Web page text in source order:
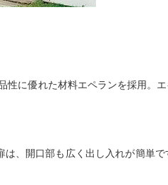
に優れた材料エペランを採用。
、開口部も広く出し入れが簡単